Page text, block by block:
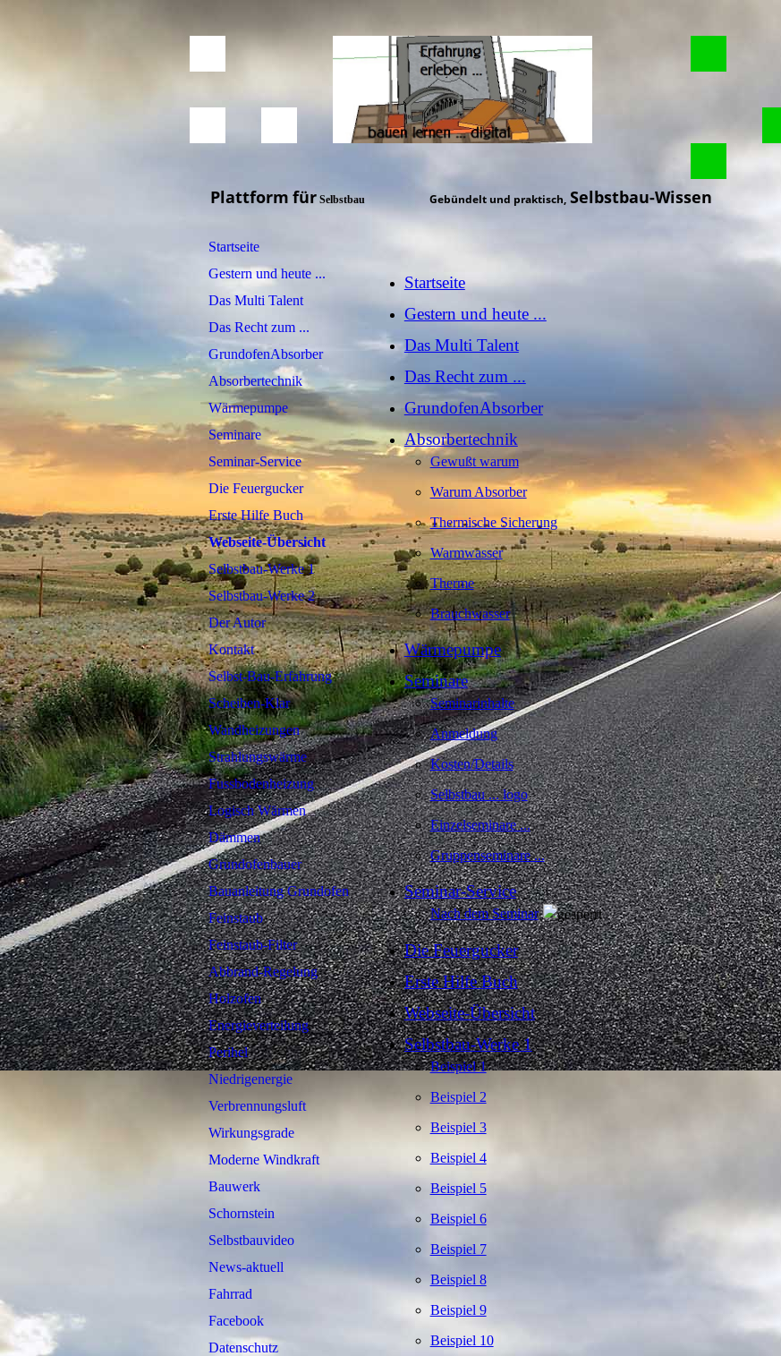
Plattform fürSelbstbau Gebündelt und praktisch, Selbstbau-Wissen
Startseite
Gestern und heute ...
Das Multi Talent
Das Recht zum ...
GrundofenAbsorber
Absorbertechnik
Wärmepumpe
Seminare
Seminar-Service
Die Feuergucker
Erste Hilfe Buch
Webseite-Übersicht
Selbstbau-Werke 1
Selbstbau-Werke 2
Der Autor
Kontakt
Selbst-Bau-Erfahrung
Scheiben-Klar
Wandheizungen
Strahlungswärme
Fussbodenheizung
Logisch Wärmen
Dämmen
Grundofenbauer
Bauanleitung Grundofen
Feinstaub
Feinstaub-Filter
Abbrand-Regelung
Holzofen
Energieverteilung
Perihel
Niedrigenergie
Verbrennungsluft
Wirkungsgrade
Moderne Windkraft
Bauwerk
Schornstein
Selbstbauvideo
News-aktuell
Fahrrad
Facebook
Datenschutz
Startseite
Gestern und heute ...
Das Multi Talent
Das Recht zum ...
GrundofenAbsorber
Absorbertechnik
Gewußt warum
Warum Absorber
Thermische Sicherung
Warmwasser
Therme
Brauchwasser
Wärmepumpe
Seminare
Seminarinhalte
Anmeldung
Kosten/Details
Selbstbau ... logo
Einzelseminare ...
Gruppenseminare ...
Seminar-Service
Nach dem Seminar
Die Feuergucker
Erste Hilfe Buch
Webseite-Übersicht
Selbstbau-Werke 1
Beispiel 1
Beispiel 2
Beispiel 3
Beispiel 4
Beispiel 5
Beispiel 6
Beispiel 7
Beispiel 8
Beispiel 9
Beispiel 10